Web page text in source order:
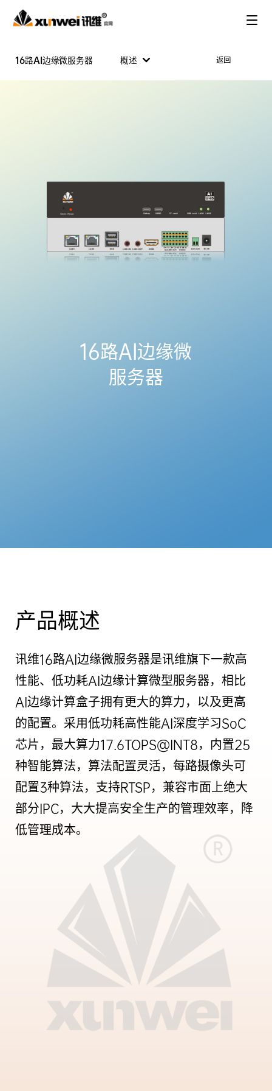
16路AI边缘微服务器 概述 返回
16路AI边缘微
服务器
产品概述
讯维16路AI边缘微服务器是讯维旗下一款高
性能、低功耗AI边缘计算微型服务器，相比
AI边缘计算盒子拥有更大的算力，以及更高
的配置。采用低功耗高性能AI深度学习SoC
芯片，最大算力17.6TOPS@INT8，内置25
种智能算法，算法配置灵活，每路摄像头可
配置3种算法，支持RTSP，兼容市面上绝大
部分IPC，大大提高安全生产的管理效率，降
低管理成本。